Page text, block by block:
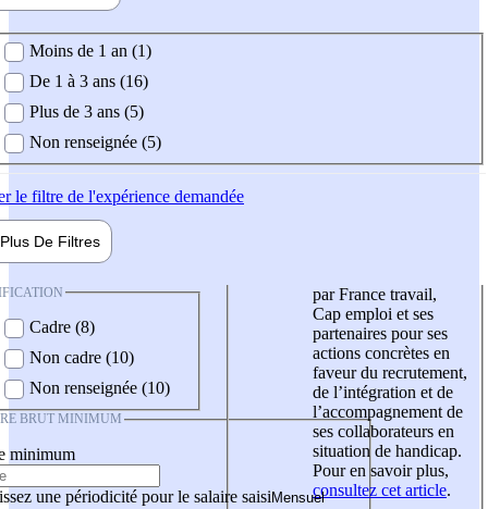
demandée
Moins de 1 an (1)
De 1 à 3 ans (16)
Plus de 3 ans (5)
Non renseignée (5)
le filtre de l'expérience demandée
Plus De Filtres
Cadre (8)
Non cadre (10)
Non renseignée (10)
BRUT MINIMUM
minimum
une périodicité pour le salaire saisi
par France travail,
Cap emploi et ses
partenaires pour ses
actions concrètes en
faveur du recrutement,
de l’intégration et de
l’accompagnement de
ses collaborateurs en
situation de handicap.
Pour en savoir plus,
consultez cet article.